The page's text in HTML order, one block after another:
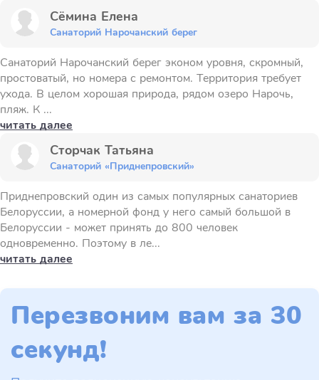
Сёмина Елена
Санаторий Нарочанский берег
Санаторий Нарочанский берег эконом уровня, скромный,
простоватый, но номера с ремонтом. Территория требует
ухода. В целом хорошая природа, рядом озеро Нарочь,
пляж. К ...
читать далее
Сторчак Татьяна
Санаторий «Приднепровский»
Приднепровский один из самых популярных санаториев
Белоруссии, а номерной фонд у него самый большой в
Белоруссии - может принять до 800 человек
одновременно. Поэтому в ле...
читать далее
Перезвоним вам за 30
секунд!